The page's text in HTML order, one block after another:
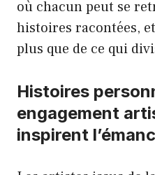
où chacun peut se
histoires racontées,
plus que de ce qui
Histoires
engagement
inspirent